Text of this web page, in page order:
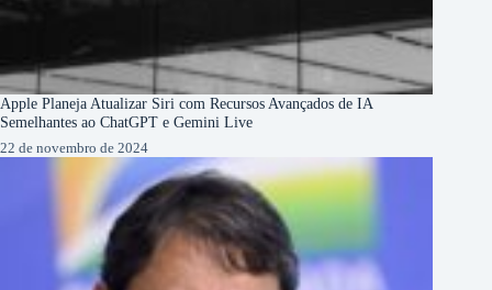
Apple Planeja Atualizar Siri com Recursos Avançados de IA
Semelhantes ao ChatGPT e Gemini Live
22 de novembro de 2024